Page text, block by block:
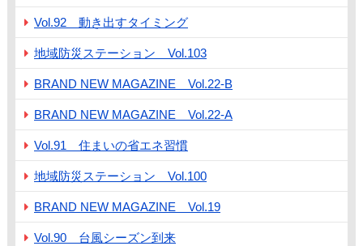
Vol.92 動き出すタイミング
地域防災ステーション Vol.103
BRAND NEW MAGAZINE Vol.22-B
BRAND NEW MAGAZINE Vol.22-A
Vol.91 住まいの省エネ習慣
地域防災ステーション Vol.100
BRAND NEW MAGAZINE Vol.19
Vol.90 台風シーズン到来